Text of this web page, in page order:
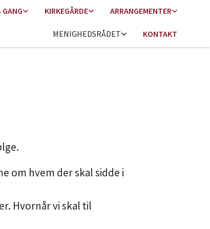
GANG KIRKEGÅRDE ARRANGEMENTER
MENIGHEDSRÅDET KONTAKT
om hvem der skal sidde i
Hvornår vi skal til